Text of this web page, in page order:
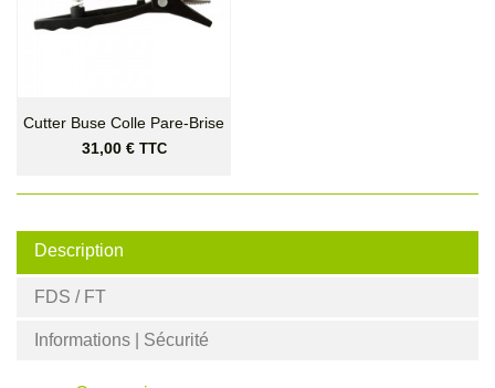
Cutter Buse Colle Pare-Brise
Prix
31,00 € TTC
Description
FDS / FT
Informations | Sécurité